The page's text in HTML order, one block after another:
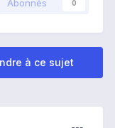
Abonnés 0
à ce sujet